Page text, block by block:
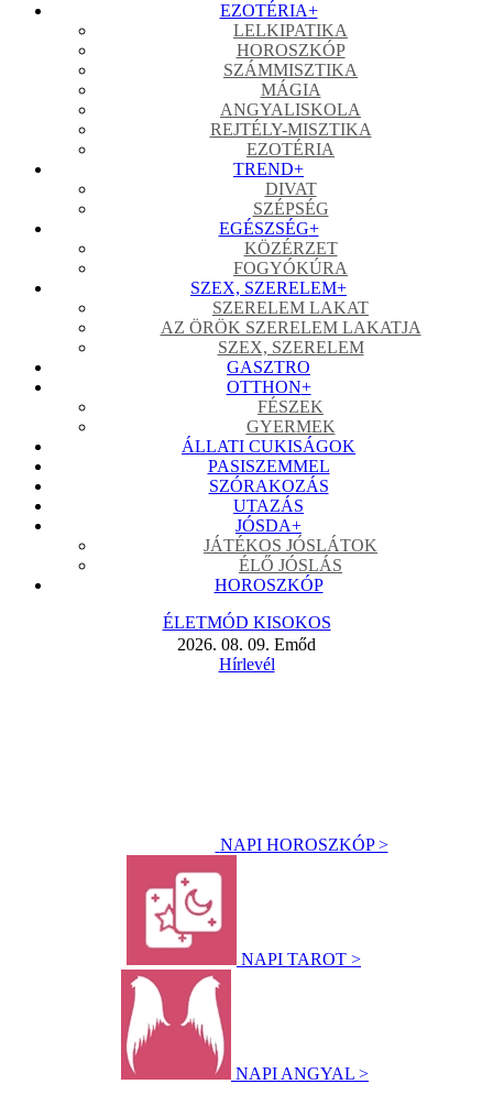
EZOTÉRIA+
LELKIPATIKA
HOROSZKÓP
SZÁMMISZTIKA
MÁGIA
ANGYALISKOLA
REJTÉLY-MISZTIKA
EZOTÉRIA
TREND+
DIVAT
SZÉPSÉG
EGÉSZSÉG+
KÖZÉRZET
FOGYÓKÚRA
SZEX, SZERELEM+
SZERELEM LAKAT
AZ ÖRÖK SZERELEM LAKATJA
SZEX, SZERELEM
GASZTRO
OTTHON+
FÉSZEK
GYERMEK
ÁLLATI CUKISÁGOK
PASISZEMMEL
SZÓRAKOZÁS
UTAZÁS
JÓSDA+
JÁTÉKOS JÓSLÁTOK
ÉLŐ JÓSLÁS
HOROSZKÓP
ÉLETMÓD KISOKOS
2026. 08. 09. Emőd
Hírlevél
NAPI HOROSZKÓP >
NAPI TAROT >
NAPI ANGYAL >